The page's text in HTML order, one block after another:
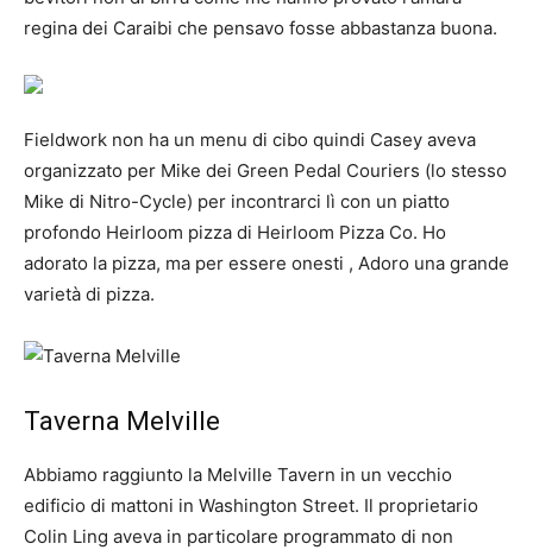
regina dei Caraibi che pensavo fosse abbastanza buona.
Fieldwork non ha un menu di cibo quindi Casey aveva
organizzato per Mike dei Green Pedal Couriers (lo stesso
Mike di Nitro-Cycle) per incontrarci lì con un piatto
profondo Heirloom pizza di Heirloom Pizza Co. Ho
adorato la pizza, ma per essere onesti , Adoro una grande
varietà di pizza.
Taverna Melville
Abbiamo raggiunto la Melville Tavern in un vecchio
edificio di mattoni in Washington Street. Il proprietario
Colin Ling aveva in particolare programmato di non